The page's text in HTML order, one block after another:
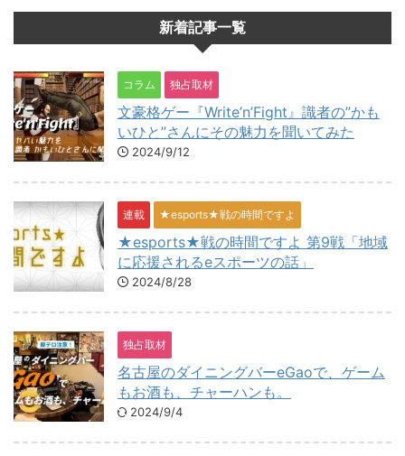
新着記事一覧
コラム 独占取材
文豪格ゲー『Write’n’Fight』識者の”かも
いひと”さんにその魅力を聞いてみた
2024/9/12
連載 ★esports★戦の時間ですよ
★esports★戦の時間ですよ 第9戦「地域
に応援されるeスポーツの話」
2024/8/28
独占取材
名古屋のダイニングバーeGaoで、ゲーム
もお酒も、チャーハンも。
2024/9/4